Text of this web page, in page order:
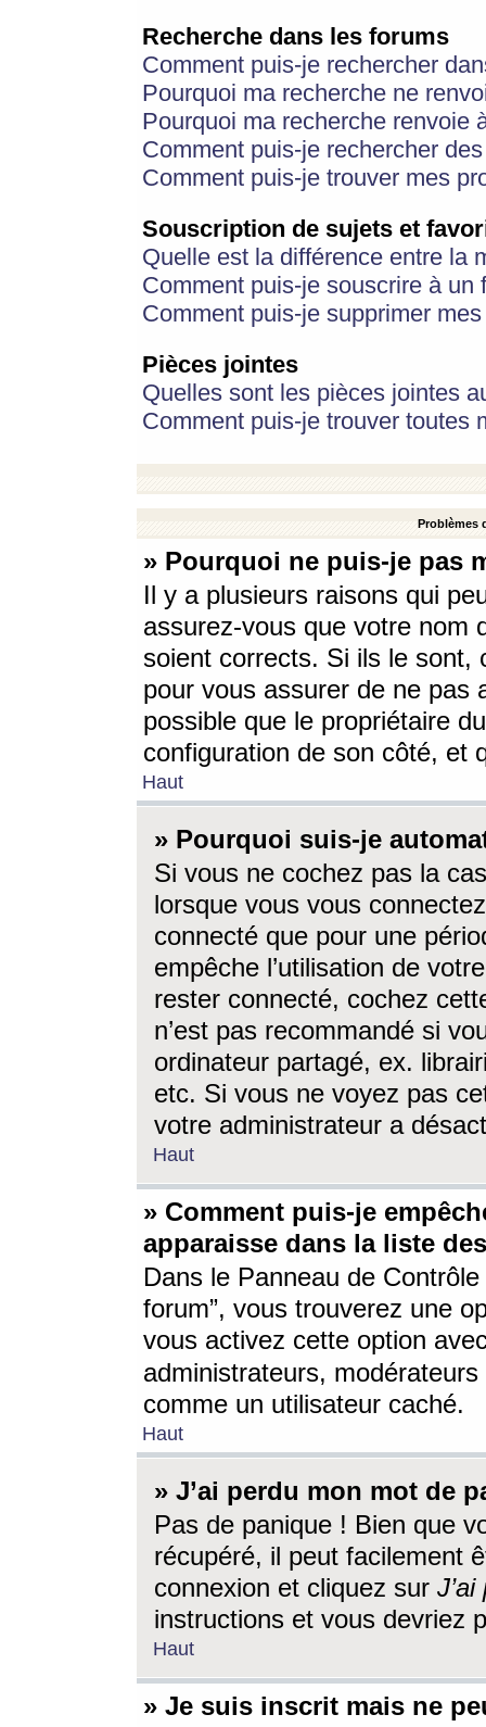
Recherche dans les forums
Comment puis-je rechercher
Pourquoi ma recherche ne
Pourquoi ma recherche renvoie
Comment puis-je rechercher
Comment puis-je trouver mes
Souscription de sujets et
Quelle est la différence entre la
Comment puis-je souscrire à
Comment puis-je supprimer
Pièces jointes
Quelles sont les pièces jointes
Comment puis-je trouver toutes
Problèmes
» Pourquoi ne puis-je pas
Il y a plusieurs raisons qui
assurez-vous que votre nom
soient corrects. Si ils le sont,
pour vous assurer de ne pas
possible que le propriétaire
configuration de son côté, et
Haut
» Pourquoi suis-je
Si vous ne cochez pas la
lorsque vous vous
connecté que pour une
empêche l’utilisation de
rester connecté, cochez
n’est pas recommandé si
ordinateur partagé, ex.
etc. Si vous ne voyez pas
votre administrateur a
Haut
» Comment puis-je
apparaisse dans la liste
Dans le Panneau de
forum”, vous trouverez une
vous activez cette option
administrateurs,
comme un utilisateur caché.
Haut
» J’ai perdu mon mot de
Pas de panique ! Bien que
récupéré, il peut facilement
connexion et cliquez sur
instructions et vous devriez
Haut
» Je suis inscrit mais ne